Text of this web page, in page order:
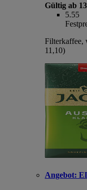
Gültig ab
5.55
Filterkaffee,
11,10)
Angebot: